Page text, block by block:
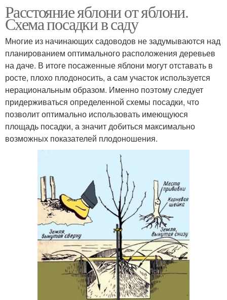
Расстояние яблони от яблони.
Схема посадки в саду
Многие из начинающих садоводов не задумываются над
планированием оптимального расположения деревьев
на даче. В итоге посаженные яблони могут отставать в
росте, плохо плодоносить, а сам участок используется
нерациональным образом. Именно поэтому следует
придерживаться определенной схемы посадки, что
позволит оптимально использовать имеющуюся
площадь посадки, а значит добиться максимально
возможных показателей плодоношения.